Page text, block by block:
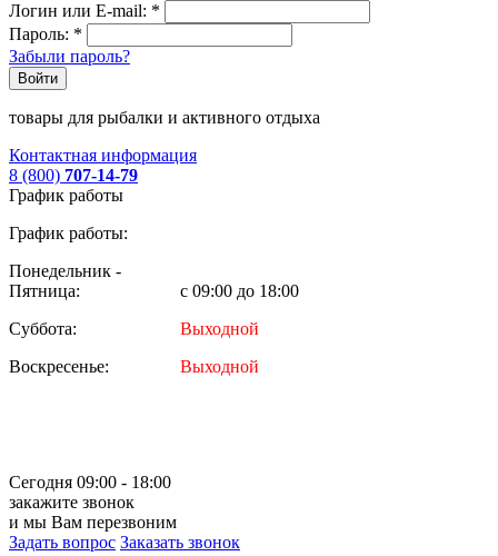
Логин или E-mail: *
Пароль: *
Забыли пароль?
Войти
товары для рыбалки и активного отдыха
Контактная информация
8 (800) 707-14-79
График работы
График работы:
Понедельник -
Пятница:
с 09:00 до 18:00
Суббота:
Выходной
Воскресенье:
Выходной
Сегодня 09:00 - 18:00
закажите звонок
и мы Вам перезвоним
Задать вопрос Заказать звонок